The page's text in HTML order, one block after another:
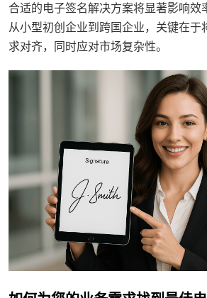
合适的电子签名解决方案将显著影响效
从小型初创企业到跨国企业，关键在于
求对齐，同时应对市场复杂性。